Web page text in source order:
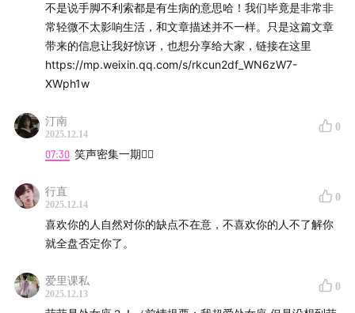
不是说手脚不利索都是有生病的意思哈！我们毕竟是非常非
常轻微不太影响生活，和文章描述并不一样。只是这篇文章
带来的信息让我好惊讶，也想分享给大家，链接在这里
https://mp.weixin.qq.com/s/rkcun2df_WN6zW7-
XWph1w
汀南
2025.12.14
0
07:30 笑声密集一期🧏‍♀️
行直
2025.12.14
0
喜欢你的人自然对你的缺点不在意，不喜欢你的人不了解你
就全盘否定你了。
爱里课私
2025.12.13
0